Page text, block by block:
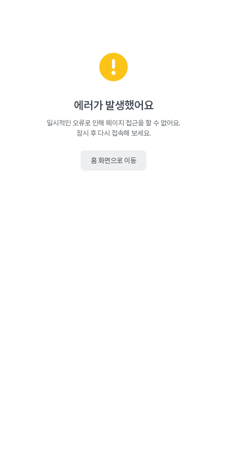
에러가 발생했어요
일시적인 오류로 인해 페이지 접근을 할 수 없어요.
잠시 후 다시 접속해 보세요.
홈 화면으로 이동